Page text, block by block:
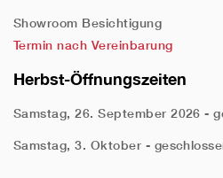
Showroom Besichtigung
Termin nach Vereinbarung
Herbst-Öffnungszeiten
Samstag, 26. September 2026 -
Samstag, 3. Oktober -